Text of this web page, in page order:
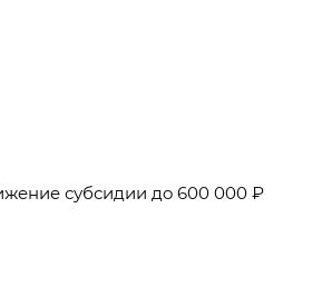
субсидии дo 600 000 ₽